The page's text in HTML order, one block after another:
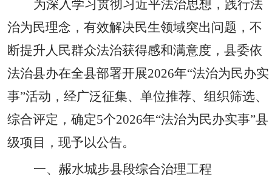
为深入学习贯彻习近平法治思想，践行法
治为民理念，有效解决民生领域突出问题，不
断提升人民群众法治获得感和满意度，县委依
法治县办在全县部署开展2026年“法治为民办实
事”活动，经广泛征集、单位推荐、组织筛选、
综合评定，确定5个2026年“法治为民办实事”县
级项目，现予以公告。
一、赧水城步县段综合治理工程